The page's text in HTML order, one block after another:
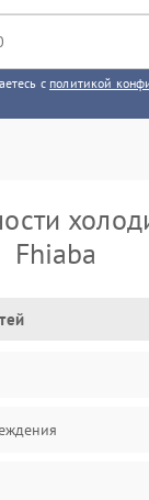
с политикой
Fhiaba